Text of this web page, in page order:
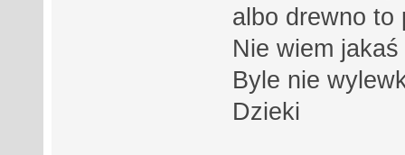
albo drewno to
Nie wiem
Byle nie
Dzieki